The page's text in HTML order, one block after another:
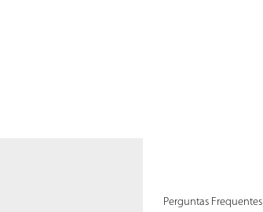
Perguntas Frequentes